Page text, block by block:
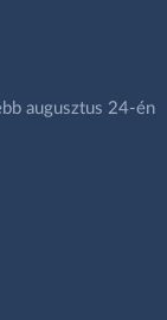
augusztus 24-én